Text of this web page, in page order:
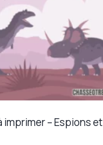
imprimer – Espions et